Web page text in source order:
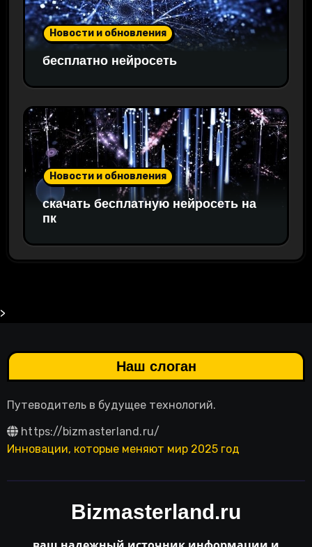
Новости и обновления
бесплатно нейросеть
Новости и обновления
скачать бесплатную нейросеть на
пк
>
Наш слоган
Путеводитель в будущее технологий.
https://bizmasterland.ru/
Инновации, которые меняют мир 2025 год
Bizmasterland.ru